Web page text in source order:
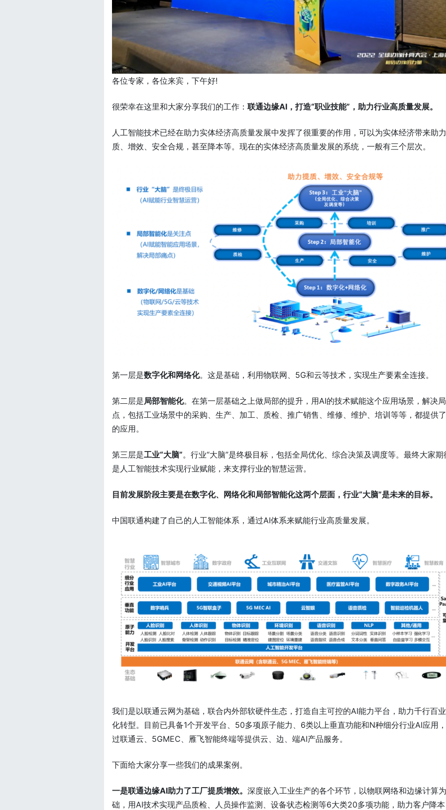
各位专家，各位来宾，下午好!
很荣幸在这里和大家分享我们的工作： 联通边缘AI，打造“职业技能”，助力行业高质量发展。
人工智能技术已经在助力实体经济高质量发展中发挥了很重要的作用，可以为实体经济带来助
质、增效、安全合规，甚至降本等。现在的实体经济高质量发展的系统，一般有三个层次。
第一层是数字化和网络化。这是基础，利用物联网、5G和云等技术，实现生产要素全连接。
第二层是局部智能化。在第一层基础之上做局部的提升，用AI的技术赋能这个应用场景，解决
点，包括工业场景中的采购、生产、加工、质检、推广销售、维修、维护、培训等等，都提供
的应用。
第三层是工业“大脑”。行业“大脑”是终极目标，包括全局优化、综合决策及调度等。最终大家期
是人工智能技术实现行业赋能，来支撑行业的智慧运营。
目前发展阶段主要是在数字化、网络化和局部智能化这两个层面，行业“大脑”是未来的目标。
中国联通构建了自己的人工智能体系，通过AI体系来赋能行业高质量发展。
我们是以联通云网为基础，联合内外部软硬件生态，打造自主可控的AI能力平台，助力千行百
化转型。目前已具备1个开发平台、50多项原子能力、6类以上垂直功能和N种细分行业AI应用
过联通云、5GMEC、雁飞智能终端等提供云、边、端AI产品服务。
下面给大家分享一些我们的成果案例。
一是联通边缘AI助力了工厂提质增效。 深度嵌入工业生产的各个环节，以物联网络和边缘计算
础，用AI技术实现产品质检、人员操作监测、设备状态检测等6大类20多项功能，助力客户降